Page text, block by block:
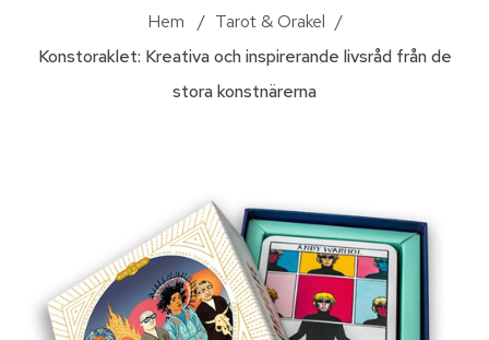
Hem / Tarot & Orakel /
Konstoraklet: Kreativa och inspirerande livsråd från de
stora konstnärerna